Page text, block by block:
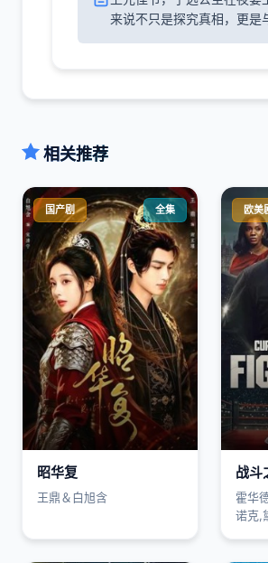
来说不只是探究真相，更是
相关推荐
国产剧 全集
昭华复
王鼎＆白旭含
欧美
战斗
霍华
诺克,